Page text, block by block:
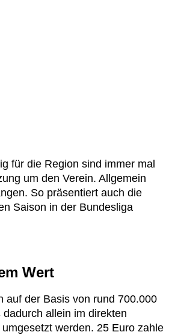
für die Region sind immer mal
um den Verein. Allgemein
So präsentiert auch die
Saison in der Bundesliga
Wert
auf der Basis von rund 700.000
allein im direkten
werden. 25 Euro zahle